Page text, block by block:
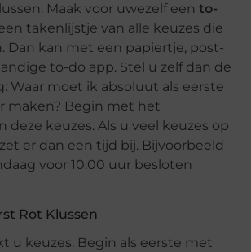
Maak voor uwezelf eento-
takenlijstje van alle keuzes die
Dan kan met een papiertje, post-
to-do app. Stel u zelf dan de
Waar moet ik absoluut als eerste
maken? Begin met het
deze keuzes. Als u veel keuzes op
er dan een tijd bij. Bijvoorbeeld
voor 10.00 uur besloten
Rot Klussen
u keuzes. Begin als eerste met